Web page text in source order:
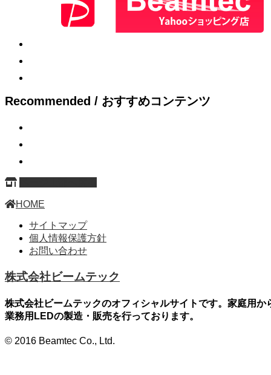
Recommended / おすすめコンテンツ
HOME
サイトマップ
個人情報保護方針
お問い合わせ
株式会社ビームテック
株式会社ビームテックのオフィシャルサイトです。家庭用か
業務用LEDの製造・販売を行っております。
© 2016 Beamtec Co., Ltd.